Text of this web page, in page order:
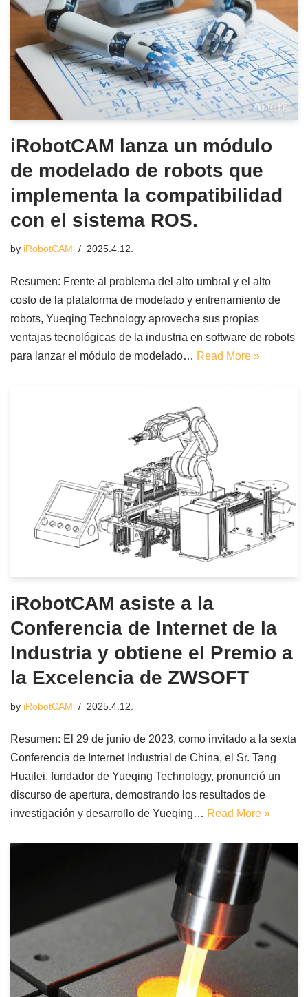
iRobotCAM lanza un módulo
de modelado de robots que
implementa la compatibilidad
con el sistema ROS.
by iRobotCAM 2025.4.12.
Resumen: Frente al problema del alto umbral y el alto
costo de la plataforma de modelado y entrenamiento de
robots, Yueqing Technology aprovecha sus propias
ventajas tecnológicas de la industria en software de robots
para lanzar el módulo de modelado… Read More »
iRobotCAM asiste a la
Conferencia de Internet de la
Industria y obtiene el Premio a
la Excelencia de ZWSOFT
by iRobotCAM 2025.4.12.
Resumen: El 29 de junio de 2023, como invitado a la sexta
Conferencia de Internet Industrial de China, el Sr. Tang
Huailei, fundador de Yueqing Technology, pronunció un
discurso de apertura, demostrando los resultados de
investigación y desarrollo de Yueqing… Read More »